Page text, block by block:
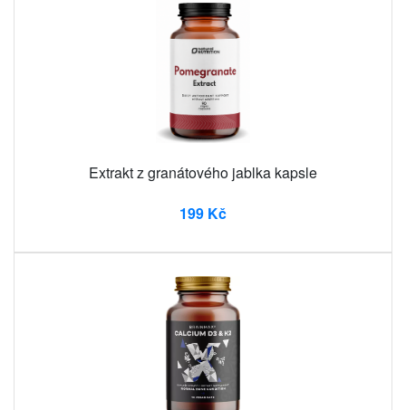
Extrakt z granátového jablka kapsle
199 Kč